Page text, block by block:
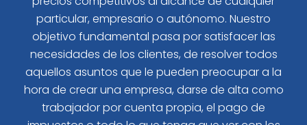
particular, empresario o autónomo. Nuestro
objetivo fundamental pasa por satisfacer las
necesidades de los clientes, de resolver todos
aquellos asuntos que le pueden preocupar a la
hora de crear una empresa, darse de alta como
trabajador por cuenta propia, el pago de